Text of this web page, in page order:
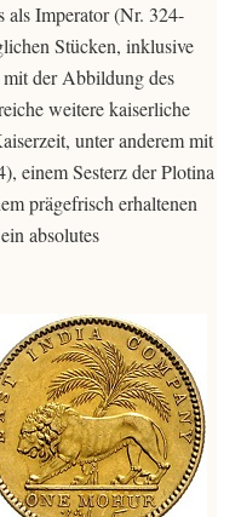
als Imperator (Nr. 324-
Stücken, inklusive
mit der Abbildung des
weitere kaiserliche
unter anderem mit
einem Sesterz der Plotina
prägefrisch erhaltenen
absolutes